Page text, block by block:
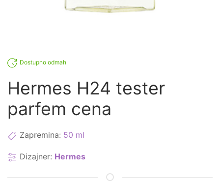
Dostupno odmah
Hermes H24 tester
parfem cena
Zapremina: 50 ml
Dizajner: Hermes